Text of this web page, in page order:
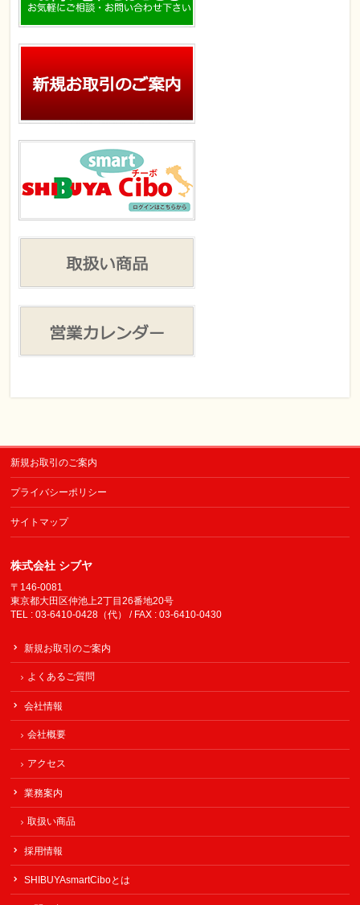
新規お取引のご案内
プライバシーポリシー
サイトマップ
株式会社 シブヤ
〒146-0081
東京都大田区仲池上2丁目26番地20号
TEL : 03-6410-0428（代） / FAX : 03-6410-0430
新規お取引のご案内
よくあるご質問
会社情報
会社概要
アクセス
業務案内
取扱い商品
採用情報
SHIBUYAsmartCiboとは